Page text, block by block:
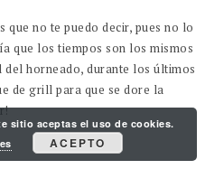
que no te puedo decir, pues no lo
que los tiempos son los mismos
del horneado, durante los últimos
de grill para que se dore la
sitio aceptas el uso de cookies.
ACEPTO